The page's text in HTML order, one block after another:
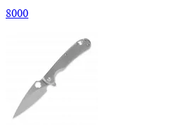
8000